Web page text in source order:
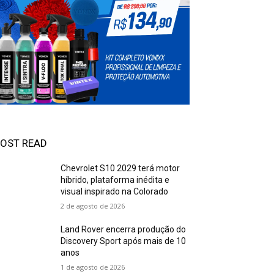
READ
Chevrolet S10 2029 terá motor
híbrido, plataforma inédita e
visual inspirado na Colorado
2 de agosto de 2026
Land Rover encerra produção do
Discovery Sport após mais de 10
anos
1 de agosto de 2026